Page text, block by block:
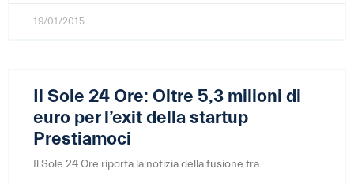
19/01/2015
Il Sole 24 Ore: Oltre 5,3 milioni di
euro per l’exit della startup
Prestiamoci
Il Sole 24 Ore riporta la notizia della fusione tra